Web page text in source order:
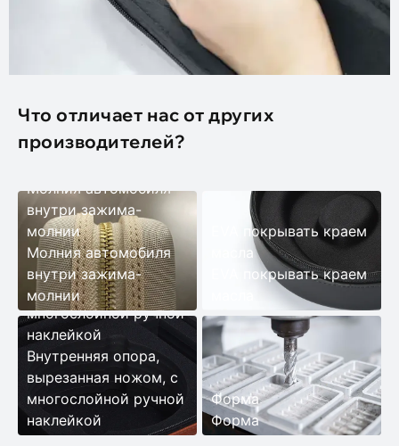
Что отличает нас от других
производителей?
Молния автомобиля
внутри зажима-
молнии
Молния автомобиля
внутри зажима-
молнии
EVA покрывать краем
масла
EVA покрывать краем
Внутренняя опора,
вырезанная ножом, с
многослойной ручной
наклейкой
Внутренняя опора,
вырезанная ножом, с
многослойной ручной
наклейкой
Форма
Форма